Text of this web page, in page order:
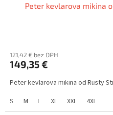
Peter kevlarova mikina
121,42 € bez DPH
149,35 €
Peter kevlarova mikina od Rusty
S
M L XL XXL 4XL